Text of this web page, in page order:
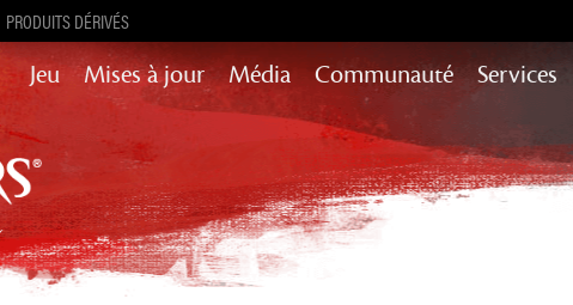
PRODUITS DÉRIVÉS
Jeu Mises à jour
Mises à jour de contenu pour l’histoire,
succès et encore plus
Heart of Thorns
Path of Fire
End of Dragons
Média Communauté Services